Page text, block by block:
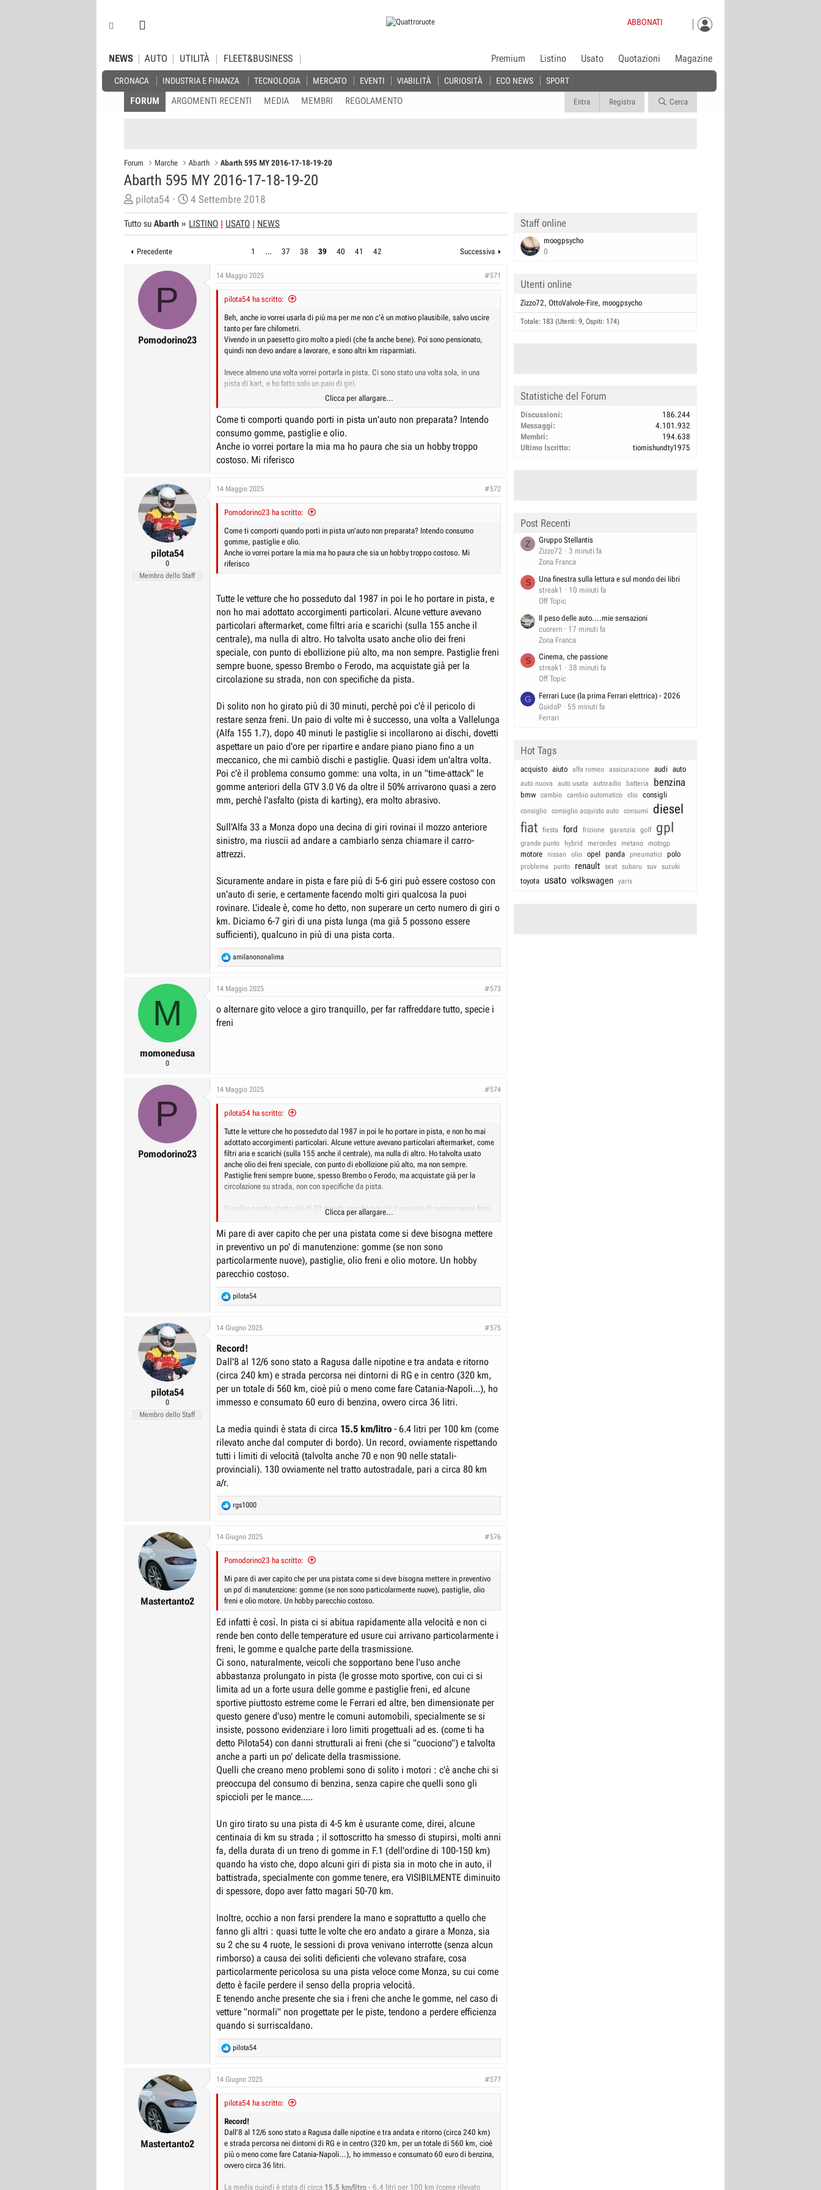
ABBONATI
NEWS
CRONACA INDUSTRIA E FINANZA TECNOLOGIA MERCATO EVENTI VIABILITÀ CURIOSITÀ ECO NEWS SPORT
AUTO UTILITÀ FLEET&BUSINESS Premium Listino Usato Quotazioni Magazine
FORUM ARGOMENTI RECENTI MEDIA MEMBRI REGOLAMENTO Entra Registra Cerca
Forum Marche Abarth Abarth 595 MY 2016-17-18-19-20
Abarth 595 MY 2016-17-18-19-20
C
r
e
t
e
D
s
pilota54
D
a
t
I
i
i
4 Settembre 2018
Tutto su Abarth » LISTINO USATO NEWS
Precedente 1 … 37 38 39 40 41 42 Successiva
P
Pomodorino23
14 Maggio 2025 #571
pilota54 ha scritto:
Beh, anche io vorrei usarla di più ma per me non c’è un motivo plausibile, salvo uscire
tanto per fare chilometri.
Vivendo in un paesetto giro molto a piedi (che fa anche bene). Poi sono pensionato,
quindi non devo andare a lavorare, e sono altri km risparmiati.
Invece almeno una volta vorrei portarla in pista. Ci sono stato una volta sola, in una
pista di kart, e ho fatto solo un paio di giri.
Mi piace molto partecipare ai raduni, perché si fanno belle gite in posti a volte non
conosciuti pur non essendo lontani da casa. E poi si fanno bei pranzi in compagnia.
Clicca per allargare...
Come ti comporti quando porti in pista un'auto non preparata? Intendo
consumo gomme, pastiglie e olio.
Anche io vorrei portare la mia ma ho paura che sia un hobby troppo
costoso. Mi riferisco
pilota54
0
Membro dello Staff
14 Maggio 2025 #572
Pomodorino23 ha scritto:
Come ti comporti quando porti in pista un'auto non preparata? Intendo consumo
gomme, pastiglie e olio.
Anche io vorrei portare la mia ma ho paura che sia un hobby troppo costoso. Mi
riferisco
Tutte le vetture che ho posseduto dal 1987 in poi le ho portare in pista, e
non ho mai adottato accorgimenti particolari. Alcune vetture avevano
particolari aftermarket, come filtri aria e scarichi (sulla 155 anche il
centrale), ma nulla di altro. Ho talvolta usato anche olio dei freni
speciale, con punto di ebollizione più alto, ma non sempre. Pastiglie freni
sempre buone, spesso Brembo o Ferodo, ma acquistate già per la
circolazione su strada, non con specifiche da pista.
Di solito non ho girato più di 30 minuti, perchè poi c'è il pericolo di
restare senza freni. Un paio di volte mi è successo, una volta a Vallelunga
(Alfa 155 1.7), dopo 40 minuti le pastiglie si incollarono ai dischi, dovetti
aspettare un paio d'ore per ripartire e andare piano piano fino a un
meccanico, che mi cambiò dischi e pastiglie. Quasi idem un'altra volta.
Poi c'è il problema consumo gomme: una volta, in un "time-attack" le
gomme anteriori della GTV 3.0 V6 da oltre il 50% arrivarono quasi a zero
mm, perchè l'asfalto (pista di karting), era molto abrasivo.
Sull'Alfa 33 a Monza dopo una decina di giri rovinai il mozzo anteriore
sinistro, ma riuscii ad andare a cambiarlo senza chiamare il carro-
attrezzi.
Sicuramente andare in pista e fare più di 5-6 giri può essere costoso con
un'auto di serie, e certamente facendo molti giri qualcosa la puoi
rovinare. L'ideale è, come ho detto, non superare un certo numero di giri o
km. Diciamo 6-7 giri di una pista lunga (ma già 5 possono essere
sufficienti), qualcuno in più di una pista corta.
R
e
c
i
o
amilanononalima
M
momonedusa
0
14 Maggio 2025 #573
o alternare gito veloce a giro tranquillo, per far raffreddare tutto, specie i
freni
P
Pomodorino23
14 Maggio 2025 #574
pilota54 ha scritto:
Tutte le vetture che ho posseduto dal 1987 in poi le ho portare in pista, e non ho mai
adottato accorgimenti particolari. Alcune vetture avevano particolari aftermarket, come
filtri aria e scarichi (sulla 155 anche il centrale), ma nulla di altro. Ho talvolta usato
anche olio dei freni speciale, con punto di ebollizione più alto, ma non sempre.
Pastiglie freni sempre buone, spesso Brembo o Ferodo, ma acquistate già per la
circolazione su strada, non con specifiche da pista.
Di solito non ho girato più di 30 minuti, perchè poi c'è il pericolo di restare senza freni.
Un paio di volte mi è successo, una volta a Vallelunga (Alfa 155 1.7), dopo 40 minuti
le pastiglie si incollarono ai dischi, dovetti aspettare un paio d'ore per ripartire e
andare piano piano fino a un meccanico, che mi cambiò dischi e pastiglie. Quasi idem
un'altra volta.
Poi c'è il problema consumo gomme: una volta, in un "time-attack" le gomme anteriori
della GTV 3.0 V6 da oltre il 50% arrivarono quasi a zero mm, perchè l'asfalto (pista di
karting), era molto abrasivo.
Sull'Alfa 33 a Monza dopo una decina di giri rovinai il mozzo anteriore sinistro, ma
serie, e certamente facendo molti giri qualcosa la puoi rovinare. L'ideale è, come ho
detto, non superare un certo numero di giri o km. Diciamo 6-7 giri di una pista lunga
(ma già 5 possono essere sufficienti), qualcuno in più di una pista corta.
Clicca per allargare...
Mi pare di aver capito che per una pistata come si deve bisogna mettere
in preventivo un po' di manutenzione: gomme (se non sono
particolarmente nuove), pastiglie, olio freni e olio motore. Un hobby
parecchio costoso.
R
e
c
i
o
s
:
pilota54
pilota54
0
Membro dello Staff
14 Giugno 2025 #575
Record!
Dall'8 al 12/6 sono stato a Ragusa dalle nipotine e tra andata e ritorno
(circa 240 km) e strada percorsa nei dintorni di RG e in centro (320 km,
per un totale di 560 km, cioè più o meno come fare Catania-Napoli...), ho
immesso e consumato 60 euro di benzina, ovvero circa 36 litri.
La media quindi è stata di circa 15.5 km/litro - 6.4 litri per 100 km (come
rilevato anche dal computer di bordo). Un record, ovviamente rispettando
tutti i limiti di velocità (talvolta anche 70 e non 90 nelle statali-
provinciali). 130 ovviamente nel tratto autostradale, pari a circa 80 km
a/r.
R
e
c
n
s
:
rgs1000
Mastertanto2
14 Giugno 2025 #576
Pomodorino23 ha scritto:
Mi pare di aver capito che per una pistata come si deve bisogna mettere in preventivo
un po' di manutenzione: gomme (se non sono particolarmente nuove), pastiglie, olio
freni e olio motore. Un hobby parecchio costoso.
Ed infatti è così. In pista ci si abitua rapidamente alla velocità e non ci
rende ben conto delle temperature ed usure cui arrivano particolarmente i
freni, le gomme e qualche parte della trasmissione.
Ci sono, naturalmente, veicoli che sopportano bene l'uso anche
abbastanza prolungato in pista (le grosse moto sportive, con cui ci si
limita ad un a forte usura delle gomme e pastiglie freni, ed alcune
sportive piuttosto estreme come le Ferrari ed altre, ben dimensionate per
questo genere d'uso) mentre le comuni automobili, specialmente se si
insiste, possono evidenziare i loro limiti progettuali ad es. (come ti ha
detto Pilota54) con danni strutturali ai freni (che si "cuociono") e talvolta
anche a parti un po' delicate della trasmissione.
Quelli che creano meno problemi sono di solito i motori : c'è anche chi si
preoccupa del consumo di benzina, senza capire che quelli sono gli
spiccioli per le mance.....
Un giro tirato su una pista di 4-5 km è usurante come, direi, alcune
centinaia di km su strada ; il sottoscritto ha smesso di stupirsi, molti anni
fa, della durata di un treno di gomme in F.1 (dell'ordine di 100-150 km)
quando ha visto che, dopo alcuni giri di pista sia in moto che in auto, il
battistrada, specialmente con gomme tenere, era VISIBILMENTE diminuito
di spessore, dopo aver fatto magari 50-70 km.
Inoltre, occhio a non farsi prendere la mano e soprattutto a quello che
fanno gli altri : quasi tutte le volte che ero andato a girare a Monza, sia
su 2 che su 4 ruote, le sessioni di prova venivano interrotte (senza alcun
rimborso) a causa dei soliti deficienti che volevano strafare, cosa
particolarmente pericolosa su una pista veloce come Monza, su cui come
detto è facile perdere il senso della propria velocità.
E tenendo anche presente che sia i freni che anche le gomme, nel caso di
vetture "normali" non progettate per le piste, tendono a perdere efficienza
quando si surriscaldano.
R
e
c
n
s
:
pilota54
Mastertanto2
14 Giugno 2025 #577
pilota54 ha scritto:
Record!
Dall'8 al 12/6 sono stato a Ragusa dalle nipotine e tra andata e ritorno (circa 240 km)
e strada percorsa nei dintorni di RG e in centro (320 km, per un totale di 560 km, cioè
più o meno come fare Catania-Napoli...), ho immesso e consumato 60 euro di benzina,
ovvero circa 36 litri.
La media quindi è stata di circa 15.5 km/litro - 6.4 litri per 100 km (come rilevato
Staff online
moogpsycho
0
Utenti online
Zizzo72 OttoValvole-Fire moogpsycho
Totale: 183 (Utenti: 9, Ospiti: 174)
Statistiche del Forum
Discussioni
186.244
Messaggi
4.101.932
Membri
194.638
Ultimo Iscritto
tiomishundty1975
Post Recenti
Z
Gruppo Stellantis
Zizzo72
3 minuti fa
Zona Franca
S
Una finestra sulla lettura e sul mondo dei libri
streak1
10 minuti fa
Off Topic
Il peso delle auto....mie sensazioni
cuorern
17 minuti fa
Zona Franca
S
Cinema, che passione
streak1
38 minuti fa
Off Topic
G
Ferrari Luce (la prima Ferrari elettrica) - 2026
GuidoP
55 minuti fa
Ferrari
Hot Tags
acquisto aiuto alfa romeo assicurazione audi auto
auto nuova auto usata autoradio batteria benzina
bmw cambio cambio automatico clio consigli
consiglio consiglio acquisto auto consumi diesel
fiat fiesta ford frizione garanzia golf gpl
grande punto hybrid mercedes metano motogp
motore nissan olio opel panda pneumatici polo
problema punto renault seat subaru suv suzuki
toyota usato volkswagen yaris